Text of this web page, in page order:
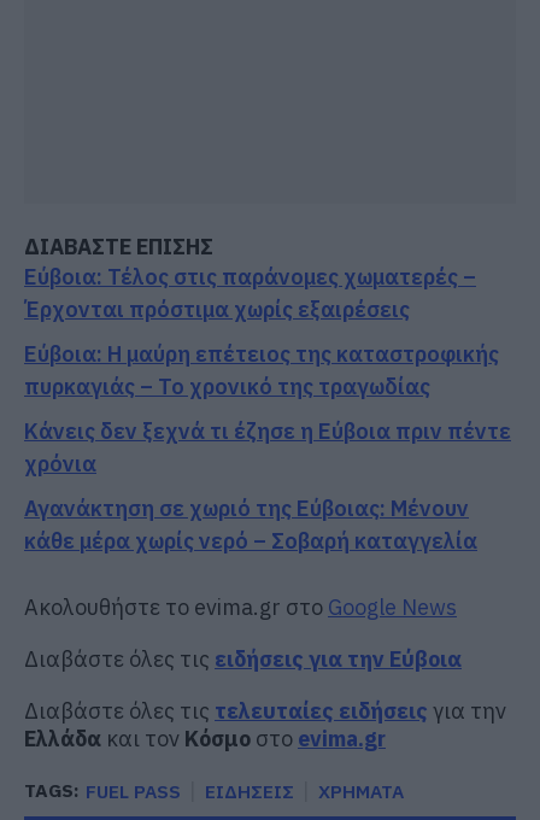
ΔΙΑΒΑΣΤΕ ΕΠΙΣΗΣ
Εύβοια: Τέλος στις παράνομες χωματερές –
Έρχονται πρόστιμα χωρίς εξαιρέσεις
Εύβοια: Η μαύρη επέτειος της καταστροφικής
πυρκαγιάς – Το χρονικό της τραγωδίας
Κάνεις δεν ξεχνά τι έζησε η Εύβοια πριν πέντε
χρόνια
Αγανάκτηση σε χωριό της Εύβοιας: Μένουν
κάθε μέρα χωρίς νερό – Σοβαρή καταγγελία
Ακολουθήστε το evima.gr στο Google News
Διαβάστε όλες τις ειδήσεις για την Εύβοια
Διαβάστε όλες τις τελευταίες ειδήσεις για την
Ελλάδα και τον Κόσμο στο evima.gr
TAGS: FUEL PASS ΕΙΔΗΣΕΙΣ ΧΡΗΜΑΤΑ